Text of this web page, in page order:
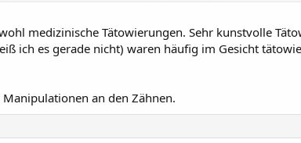
medizinische Tätowierungen. Sehr kunstvolle
ich es gerade nicht) waren häufig im Gesicht
an den Zähnen.